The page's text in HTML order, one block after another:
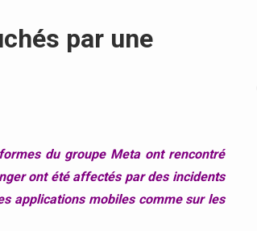
par une
du groupe Meta ont rencontré
ont été affectés par des incidents
applications mobiles comme sur les